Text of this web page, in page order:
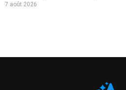
7 août 2026